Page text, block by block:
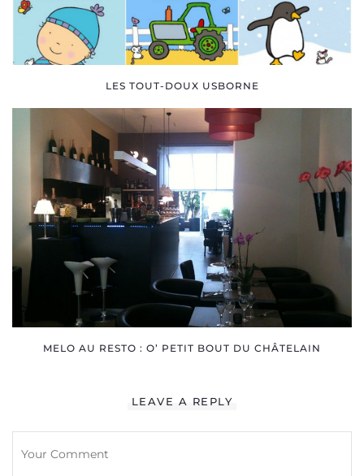
LES TOUT-DOUX USBORNE
MELO AU RESTO : O’ PETIT BOUT DU CHÂTELAIN
LEAVE A REPLY